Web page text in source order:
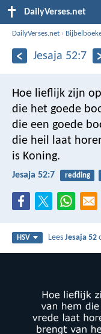
DailyVerses.net
DailyVerses.net ›
Jesaja 52:7
Hoe lieflijk zijn
die het goede
die een goede
die heil laat
is Koning.
Jesaja 52:7 redding
HSV LeesJesaja 52